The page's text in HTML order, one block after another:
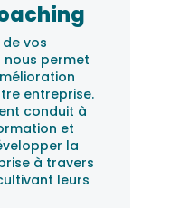
vos
nous permet
entreprise.
conduit à
et
la
à travers
leurs